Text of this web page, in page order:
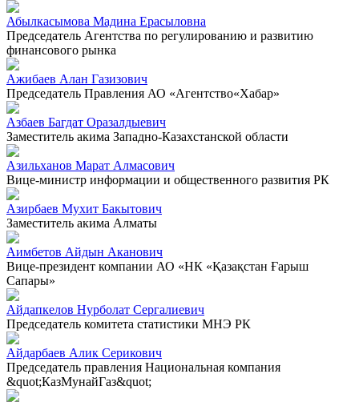
Абылкасымова Мадина Ерасыловна
Председатель Агентства по регулированию и развитию
финансового рынка
Ажибаев Алан Газизович
Председатель Правления АО «Агентство«Хабар»
Азбаев Багдат Оразалдыевич
Заместитель акима Западно-Казахстанской области
Азильханов Марат Алмасович
Вице-министр информации и общественного развития РК
Азирбаев Мухит Бакытович
Заместитель акима Алматы
Аимбетов Айдын Аканович
Вице-президент компании АО «НК «Қазақстан Ғарыш
Сапары»
Айдапкелов Нурболат Сергалиевич
Председатель комитета статистики МНЭ РК
Айдарбаев Алик Серикович
Председатель правления Национальная компания
&quot;КазМунайГаз&quot;